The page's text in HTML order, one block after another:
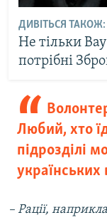
ДИВІТЬСЯ ТАКОЖ:
Не тільки
потрібні
Любий, хто
підрозділі
українських
– Рації,